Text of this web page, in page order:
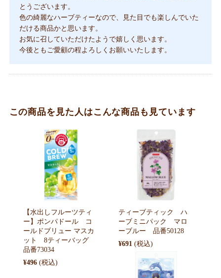
とうございます。
色の綺麗なハーブティーなので、見た目でも楽しんでいた
だける商品かと思います。
お気に召していただけたようで嬉しく思います。
今後ともご愛顧の程よろしくお願いいたします。
この商品を見た人はこんな商品も見ています
【水出しフルーツティ
ー】ポンパドール コ
ールドブリュー マスカ
ット 8ティーバッグ
品番73034
¥496
ティーブティック ハ
ーブミニパック マロ
ーブルー 品番50128
¥691